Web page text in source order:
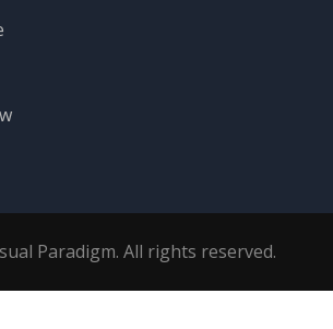
Paradigm. All rights reserved.